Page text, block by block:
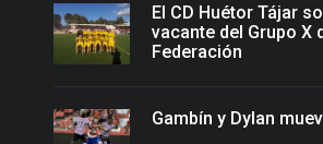
El CD Huétor Tájar
vacante del Grupo X
Federación
Gambín y Dylan